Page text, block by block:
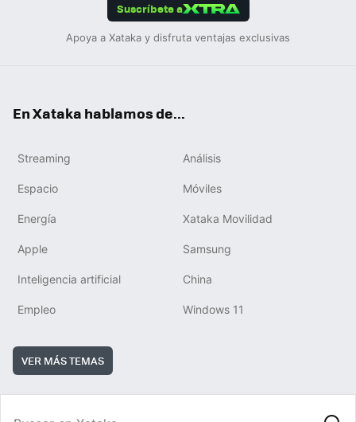
Suscríbete a
Apoya a Xataka y disfruta ventajas exclusivas
En Xataka hablamos de...
Streaming Análisis
Espacio Móviles
Energía Xataka Movilidad
Apple Samsung
Inteligencia artificial China
Empleo Windows 11
VER MÁS TEMAS